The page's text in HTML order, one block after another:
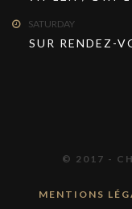
SATURDAY
SUR RENDEZ-
© 2017 -
MENTIONS